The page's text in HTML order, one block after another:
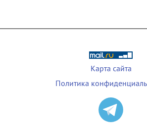
Карта сайта
Политика